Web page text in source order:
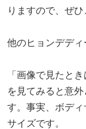
りますので、ぜひ
他のヒョンデディ
「画像で見たと
を見てみると意
す。事実、ボデ
サイズです。